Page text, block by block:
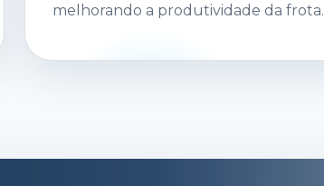
melhorando a produtividade da frota.